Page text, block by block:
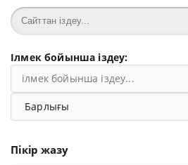
Ілмек бойынша іздеу:
Пікір жазу